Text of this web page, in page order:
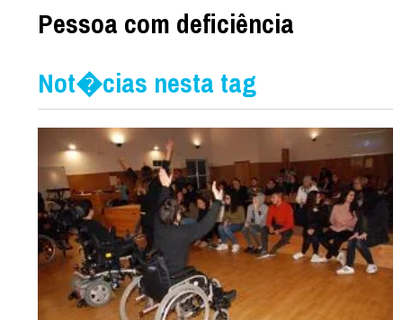
Pessoa com deficiência
Not�cias nesta tag